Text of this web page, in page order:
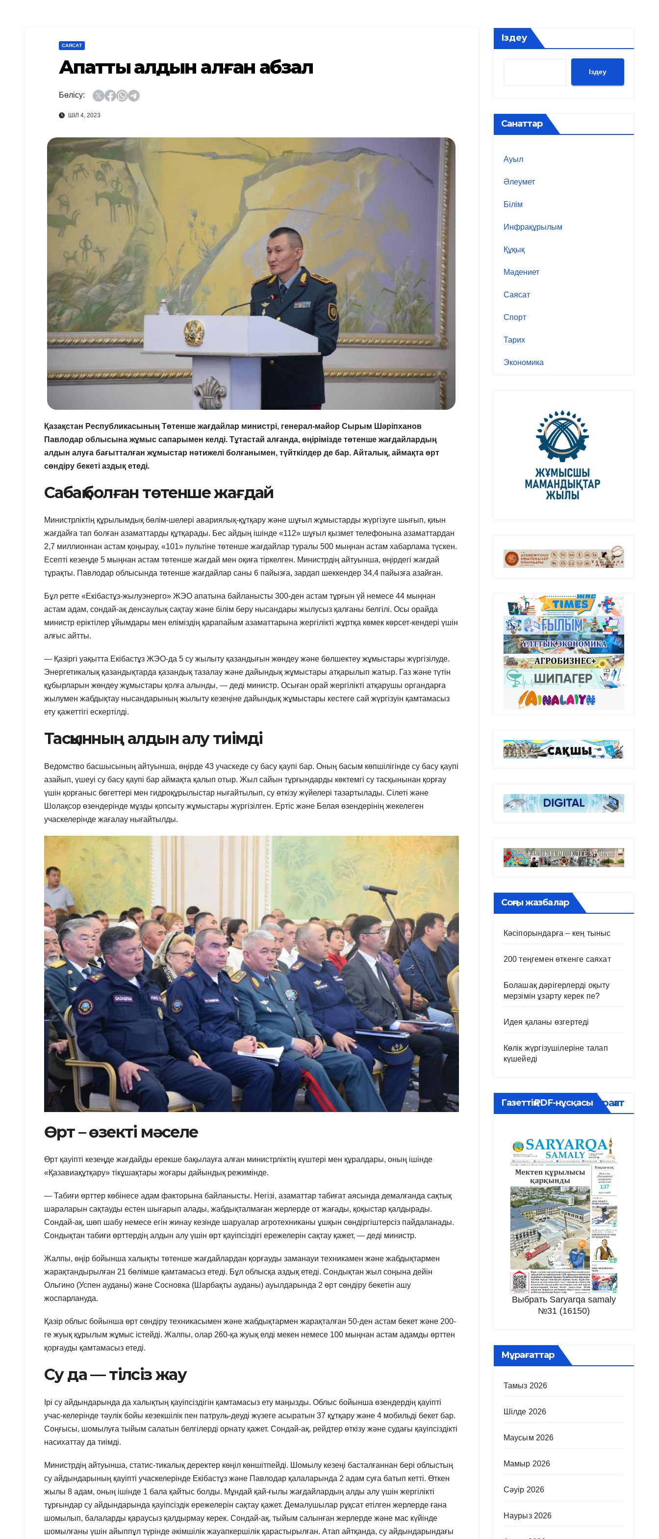
САЯСАТ
Апаттың алдын алған абзал
Бөлісу:
ШІЛ 4, 2023
Қазақстан Республикасының Төтенше жағдайлар министрі, генерал-майор Сырым Шәріпханов
Павлодар облысына жұмыс сапарымен келді. Тұтастай алғанда, өңірімізде төтенше жағдайлардың
алдын алуға бағытталған жұмыстар нәтижелі болғанымен, түйткілдер де бар. Айталық, аймақта өрт
сөндіру бекеті аздық етеді.
Сабақ болған төтенше жағдай
Министрліктің құрылымдық бөлім-шелері авариялық-құтқару және шұғыл жұмыстарды жүргізуге шығып, қиын
жағдайға тап болған азаматтарды құтқарады. Бес айдың ішінде «112» шұғыл қызмет телефонына азаматтардан
2,7 миллионнан астам қоңырау, «101» пультіне төтенше жағдайлар туралы 500 мыңнан астам хабарлама түскен.
Есепті кезеңде 5 мыңнан астам төтенше жағдай мен оқиға тіркелген. Министрдің айтуынша, өңірдегі жағдай
тұрақты. Павлодар облысында төтенше жағдайлар саны 6 пайызға, зардап шеккендер 34,4 пайызға азайған.
Бұл ретте «Екібастұз-жылуэнерго» ЖЭО апатына байланысты 300-ден астам тұрғын үй немесе 44 мыңнан
астам адам, сондай-ақ денсаулық сақтау және білім беру нысандары жылусыз қалғаны белгілі. Осы орайда
министр еріктілер ұйымдары мен еліміздің қарапайым азаматтарына жергілікті жұртқа көмек көрсет-кендері үшін
алғыс айтты.
— Қазіргі уақытта Екібастұз ЖЭО-да 5 су жылыту қазандығын жөндеу және бөлшектеу жұмыстары жүргізілуде.
Энергетикалық қазандықтарда қазандық тазалау және дайындық жұмыстары атқарылып жатыр. Газ және түтін
құбырларын жөндеу жұмыстары қолға алынды, — деді министр. Осыған орай жергілікті атқарушы органдарға
жылумен жабдықтау нысандарының жылыту кезеңіне дайындық жұмыстары кестеге сай жүргізуін қамтамасыз
ету қажеттігі ескертілді.
Тасқынның алдын алу тиімді
Ведомство басшысының айтуынша, өңірде 43 учаскеде су басу қаупі бар. Оның басым көпшілігінде су басу қаупі
азайып, үшеуі су басу қаупі бар аймақта қалып отыр. Жыл сайын тұрғындарды көктемгі су тасқынынан қорғау
үшін қорғаныс бөгеттері мен гидроқұрылыстар нығайтылып, су өткізу жүйелері тазартылады. Сілеті және
Шолақсор өзендерінде мұзды қопсыту жұмыстары жүргізілген. Ертіс және Белая өзендерінің жекелеген
учаскелерінде жағалау нығайтылды.
Өрт – өзекті мәселе
Өрт қауіпті кезеңде жағдайды ерекше бақылауға алған министрліктің күштері мен құралдары, оның ішінде
«Қазавиақұтқару» тікұшақтары жоғары дайындық режимінде.
— Табиғи өрттер көбінесе адам факторына байланысты. Негізі, азаматтар табиғат аясында демалғанда сақтық
шараларын сақтауды естен шығарып алады, жабдықталмаған жерлерде от жағады, қоқыстар қалдырады.
Сондай-ақ, шөп шабу немесе егін жинау кезінде шаруалар агротехниканы ұшқын сөндіргіштерсіз пайдаланады.
Сондықтан табиғи өрттердің алдын алу үшін өрт қауіпсіздігі ережелерін сақтау қажет, — деді министр.
Жалпы, өңір бойынша халықты төтенше жағдайлардан қорғауды заманауи техникамен және жабдықтармен
жарақтандырылған 21 бөлімше қамтамасыз етеді. Бұл облысқа аздық етеді. Сондықтан жыл соңына дейін
Ольгино (Успен ауданы) және Сосновка (Шарбақты ауданы) ауылдарында 2 өрт сөндіру бекетін ашу
жоспарлануда.
Қазір облыс бойынша өрт сөндіру техникасымен және жабдықтармен жарақталған 50-ден астам бекет және 200-
ге жуық құрылым жұмыс істейді. Жалпы, олар 260-қа жуық елді мекен немесе 100 мыңнан астам адамды өрттен
қорғауды қамтамасыз етеді.
Су да — тілсіз жау
Ірі су айдындарында да халықтың қауіпсіздігін қамтамасыз ету маңызды. Облыс бойынша өзендердің қауіпті
учас-келерінде тәулік бойы кезекшілік пен патруль-деуді жүзеге асыратын 37 құтқару және 4 мобильді бекет бар.
Соңғысы, шомылуға тыйым салатын белгілерді орнату қажет. Сондай-ақ, рейдтер өткізу және судағы қауіпсіздікті
насихаттау да тиімді.
Министрдің айтуынша, статис-тикалық деректер көңіл көншітпейді. Шомылу кезеңі басталғаннан бері облыстың
су айдындарының қауіпті учаскелерінде Екібастұз және Павлодар қалаларында 2 адам суға батып кетті. Өткен
жылы 8 адам, оның ішінде 1 бала қайтыс болды. Мұндай қай-ғылы жағдайлардың алды алу үшін жергілікті
тұрғындар су айдындарында қауіпсіздік ережелерін сақтау қажет. Демалушылар рұқсат етілген жерлерде ғана
шомылып, балаларды қараусыз қалдырмау керек. Сондай-ақ, тыйым салынған жерлерде және мас күйінде
шомылғаны үшін айыппұл түрінде әкімшілік жауапкершілік қарастырылған. Атап айтқанда, су айдындарындағы
Іздеу
Іздеу
Санаттар
Ауыл
Әлеумет
Білім
Инфрақұрылым
Құқық
Мәдениет
Саясат
Спорт
Тарих
Экономика
Соңғы жазбалар
Кәсіпорындарға – кең тыныс
200 теңгемен өткенге саяхат
Болашақ дәрігерлерді оқыту
мерзімін ұзарту керек пе?
Идея қаланы өзгертеді
Көлік жүргізушілеріне талап
күшейеді
Газеттің PDF-нұсқасыМұрағат
Выбрать Saryarqa samaly
№31 (16150)
Мұрағаттар
Тамыз 2026
Шілде 2026
Маусым 2026
Мамыр 2026
Сәуір 2026
Наурыз 2026